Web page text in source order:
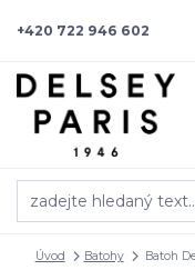
+420 722 946 602
Úvod Batohy Batoh